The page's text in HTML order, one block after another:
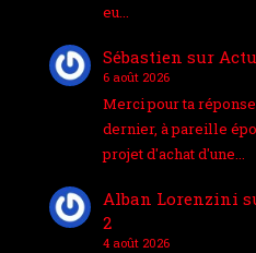
eu…
Sébastien sur
6 août 2026
Merci pour ta
dernier, à pareille
projet d'achat d'une…
Alban Lorenzini
2
4 août 2026